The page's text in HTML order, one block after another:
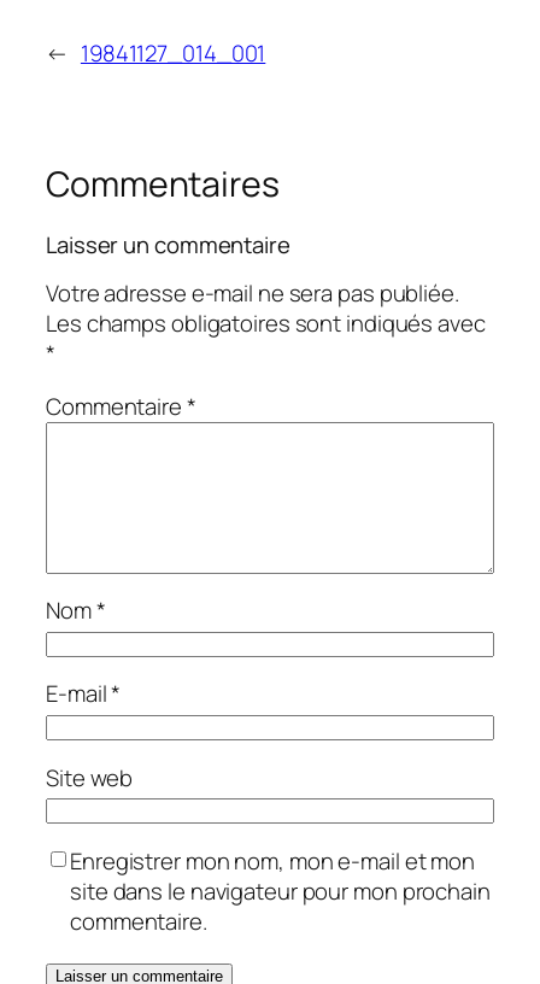
← 19841127_014_001
Commentaires
Laisser un commentaire
Votre adresse e-mail ne sera pas publiée.
Les champs obligatoires sont indiqués avec
*
Commentaire*
Nom*
E-mail*
Site web
Enregistrer mon nom, mon e-mail et mon
site dans le navigateur pour mon prochain
commentaire.